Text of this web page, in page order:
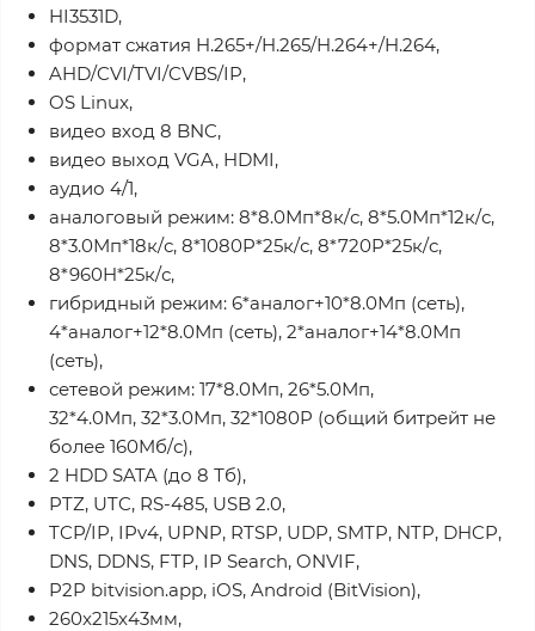
HI3531D,
формат сжатия H.265+/H.265/H.264+/H.264,
AHD/CVI/TVI/CVBS/IP,
OS Linux,
видео вход 8 BNC,
видео выход VGA, HDMI,
аудио 4/1,
аналоговый режим: 8*8.0Мп*8к/с, 8*5.0Мп*12к/с,
8*3.0Мп*18к/с, 8*1080P*25к/с, 8*720P*25к/с,
8*960H*25к/с,
гибридный режим: 6*аналог+10*8.0Мп (сеть),
4*аналог+12*8.0Мп (сеть), 2*аналог+14*8.0Мп
(сеть),
сетевой режим: 17*8.0Мп, 26*5.0Мп,
32*4.0Мп, 32*3.0Мп, 32*1080P (общий битрейт не
более 160Mб/с),
2 HDD SATA (до 8 Тб),
PTZ, UTC, RS-485, USB 2.0,
TCP/IP, IPv4, UPNP, RTSP, UDP, SMTP, NTP, DHCP,
DNS, DDNS, FTP, IP Search, ONVIF,
P2P bitvision.app, iOS, Android (BitVision),
260x215x43мм,